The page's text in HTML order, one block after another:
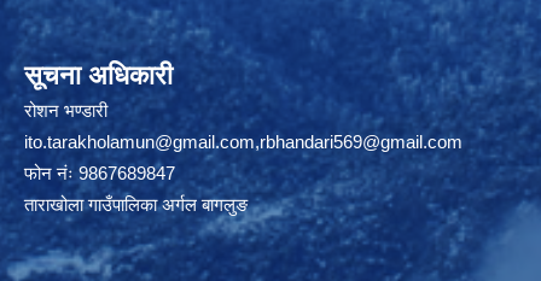
सूचना अधिकारी
रोशन भण्डारी
ito.tarakholamun@gmail.com,rbhandari569@gmail.com
फोन नंः 9867689847
ताराखोला गाउँपालिका अर्गल बागलुङ